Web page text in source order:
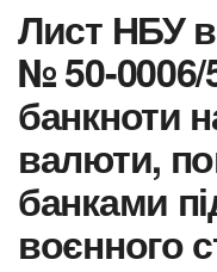
Лист НБУ
№ 50-0006/
банкноти
валюти,
банками
воєнного